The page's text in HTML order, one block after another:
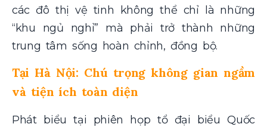
các đô thị vệ tinh không thể chỉ là những
“khu ngủ nghỉ” mà phải trở thành những
trung tâm sống hoàn chỉnh, đồng bộ.
Tại Hà Nội: Chú trọng không gian ngầm
và tiện ích toàn diện
Phát biểu tại phiên họp tổ đại biểu Quốc